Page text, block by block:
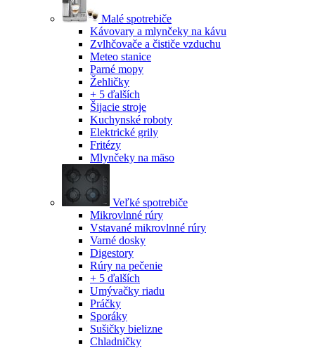
Malé spotrebiče
Kávovary a mlynčeky na kávu
Zvlhčovače a čističe vzduchu
Meteo stanice
Parné mopy
Žehličky
+ 5 ďalších
Šijacie stroje
Kuchynské roboty
Elektrické grily
Fritézy
Mlynčeky na mäso
Veľké spotrebiče
Mikrovlnné rúry
Vstavané mikrovlnné rúry
Varné dosky
Digestory
Rúry na pečenie
+ 5 ďalších
Umývačky riadu
Práčky
Sporáky
Sušičky bielizne
Chladničky